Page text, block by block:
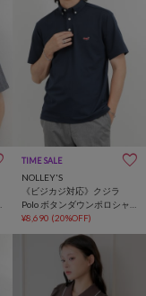
TIME SALE
NOLLEY'S
《ビジカジ対応》クジラ
Polo ボタンダウンポロシャ
ツ 26SS
¥8,690 (20%OFF)